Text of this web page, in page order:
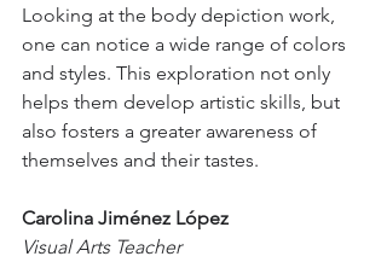
Looking at the body depiction work,
one can notice a wide range of colors
and styles. This exploration not only
helps them develop artistic skills, but
also fosters a greater awareness of
themselves and their tastes.
Carolina Jiménez López
Visual Arts Teacher